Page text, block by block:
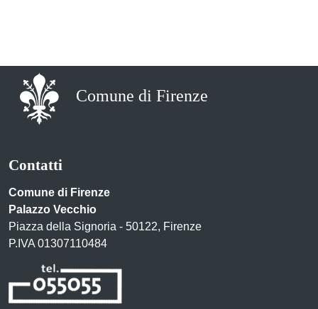
Comune di Firenze
Contatti
Comune di Firenze
Palazzo Vecchio
Piazza della Signoria - 50122, Firenze
P.IVA 01307110484